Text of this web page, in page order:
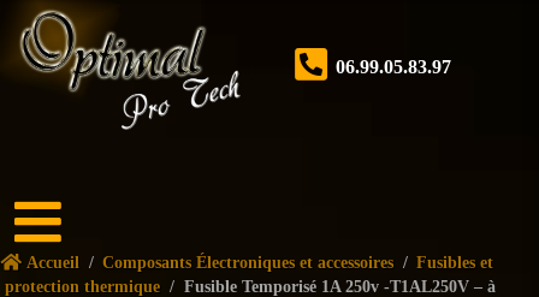
06.99.05.83.97
Accueil
Boutique
Accueil / Composants Électroniques et accessoires / Fusibles et
protection thermique / Fusible Temporisé 1A 250v -T1AL250V – à